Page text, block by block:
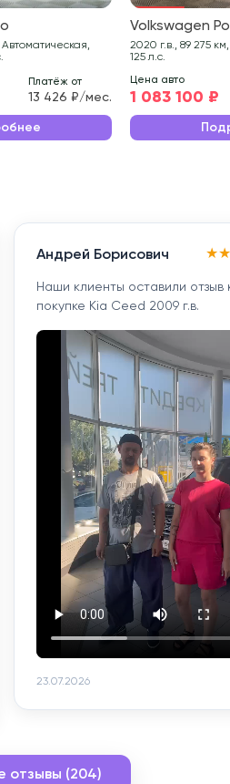
Платёж от
13 426 ₽/мес.
Volkswagen
2020 г.в., 89 275 км, Робот, Бензин, 1.4 л.,
125 л.с.
Цена авто
1 083 100 ₽
Андрей Борисович ★★
Наши клиенты оставили отзыв
покупке Kia Ceed 2009 г.в.
23.07.2026
отзывы (204)